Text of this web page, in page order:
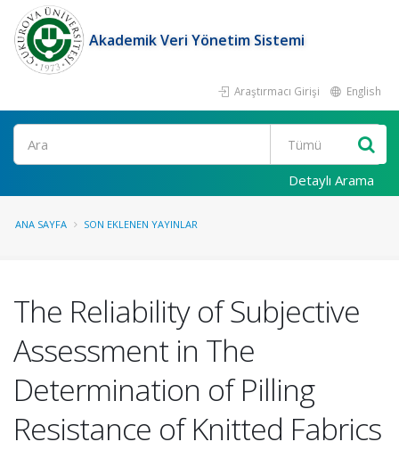
Akademik Veri Yönetim Sistemi
Araştırmacı Girişi English
Ara
Detaylı Arama
ANA SAYFA SON EKLENEN YAYINLAR
The Reliability of Subjective
Assessment in The
Determination of Pilling
Resistance of Knitted Fabrics